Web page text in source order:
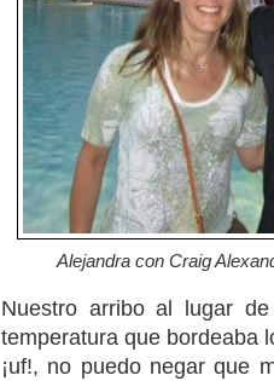
Alejandra con Craig
Nuestro arribo al lugar
temperatura que bordeaba
¡uf!, no puedo negar que